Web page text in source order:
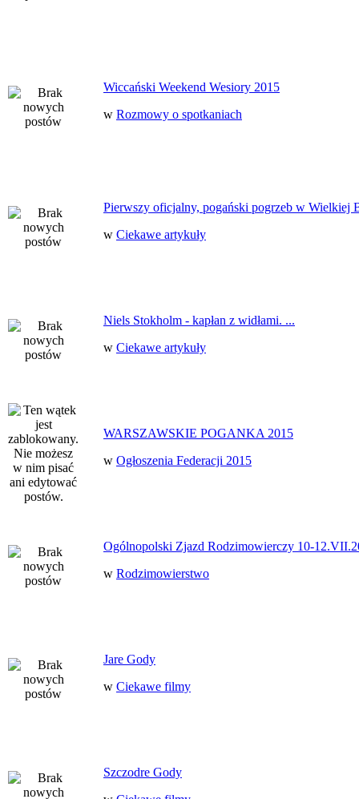
Wiccański Weekend Wesiory 2015
w Rozmowy o spotkaniach
Pierwszy oficjalny, pogański pogrzeb w Wielkiej
w Ciekawe artykuły
Niels Stokholm - kapłan z widłami. ...
w Ciekawe artykuły
WARSZAWSKIE POGANKA 2015
w Ogłoszenia Federacji 2015
Ogólnopolski Zjazd Rodzimowierczy 10-
w Rodzimowierstwo
Jare Gody
w Ciekawe filmy
Szczodre Gody